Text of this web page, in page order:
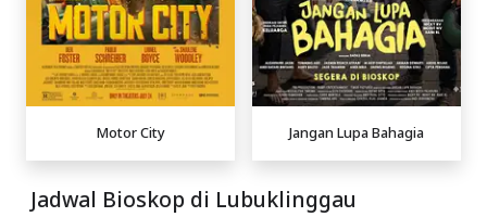
Motor City Jangan Lupa Bahagia
Jadwal Bioskop di Lubuklinggau